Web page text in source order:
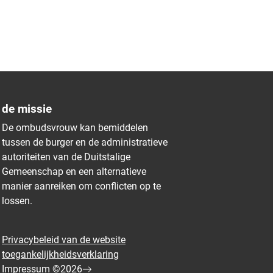
de missie
De ombudsvrouw kan bemiddelen
tussen de burger en de administratieve
autoriteiten van de Duitstalige
Gemeenschap en een alternatieve
manier aanreiken om conflicten op te
lossen.
Privacybeleid van de website
toegankelijkheidsverklaring
Impressum ©2026